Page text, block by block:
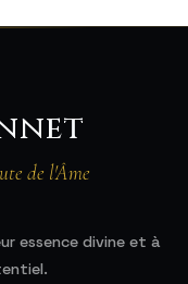
de l'Âme
essence divine et à